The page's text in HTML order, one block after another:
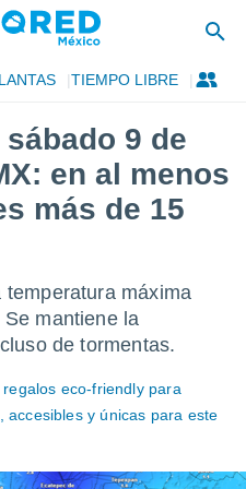
TIEMPO LIBRE
9 de
en al menos
más de 15
máxima
mantiene la
de tormentas.
eco-friendly para
accesibles y únicas para este